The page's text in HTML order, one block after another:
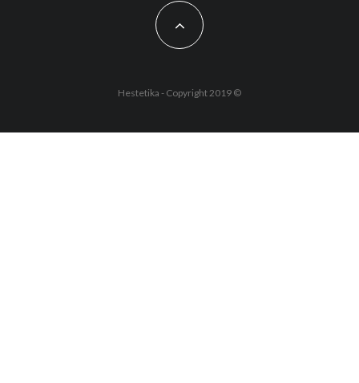
Hestetika - Copyright 2019 ©